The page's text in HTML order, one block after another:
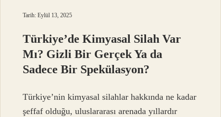
Tarih: Eylül 13, 2025
Türkiye’de Kimyasal Silah Var
Mı? Gizli Bir Gerçek Ya da
Sadece Bir Spekülasyon?
Türkiye’nin kimyasal silahlar hakkında ne kadar
şeffaf olduğu, uluslararası arenada yıllardır